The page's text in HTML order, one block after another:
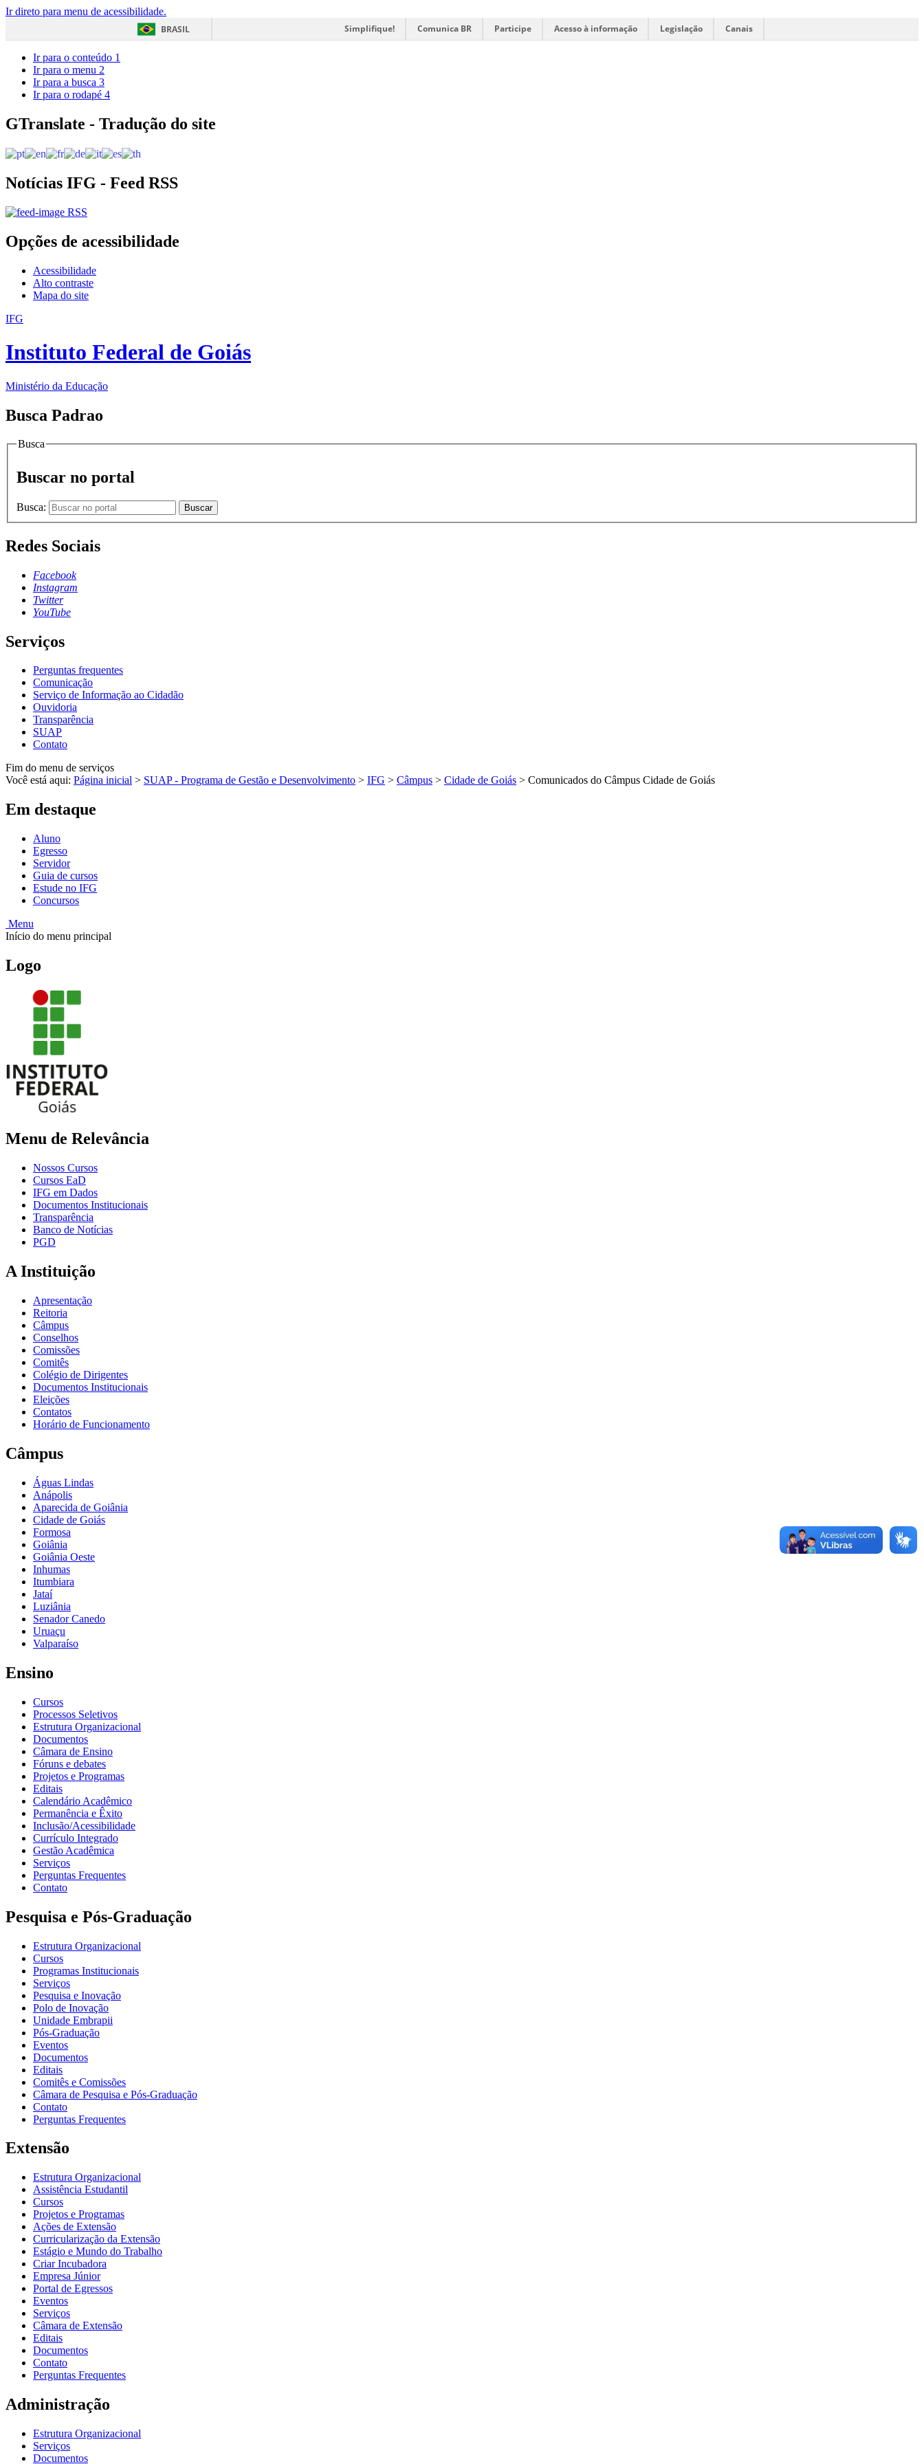
Ir direto para menu de acessibilidade.
BRASIL
Simplifique! Comunica BR Participe Acesso à informação Legislação Canais
Ir para o conteúdo 1
Ir para o menu 2
Ir para a busca 3
Ir para o rodapé 4
GTranslate - Tradução do site
Notícias IFG - Feed RSS
RSS
Opções de acessibilidade
Acessibilidade
Alto contraste
Mapa do site
IFG
Instituto Federal de Goiás
Ministério da Educação
Busca Padrao
Busca
Buscar no portal
Busca: Buscar
Redes Sociais
Facebook
Instagram
Twitter
YouTube
Serviços
Perguntas frequentes
Comunicação
Serviço de Informação ao Cidadão
Ouvidoria
Transparência
SUAP
Contato
Fim do menu de serviços
Você está aqui: Página inicial > SUAP - Programa de Gestão e Desenvolvimento > IFG > Câmpus > Cidade de Goiás > Comunicados do Câmpus Cidade de Goiás
Em destaque
Aluno
Egresso
Servidor
Guia de cursos
Estude no IFG
Concursos
Menu
Início do menu principal
Logo
Menu de Relevância
Nossos Cursos
Cursos EaD
IFG em Dados
Documentos Institucionais
Transparência
Banco de Notícias
PGD
A Instituição
Apresentação
Reitoria
Câmpus
Conselhos
Comissões
Comitês
Colégio de Dirigentes
Documentos Institucionais
Eleições
Contatos
Horário de Funcionamento
Câmpus
Águas Lindas
Anápolis
Aparecida de Goiânia
Cidade de Goiás
Formosa
Goiânia
Goiânia Oeste
Inhumas
Itumbiara
Jataí
Luziânia
Senador Canedo
Uruaçu
Valparaíso
Ensino
Cursos
Processos Seletivos
Estrutura Organizacional
Documentos
Câmara de Ensino
Fóruns e debates
Projetos e Programas
Editais
Calendário Acadêmico
Permanência e Êxito
Inclusão/Acessibilidade
Currículo Integrado
Gestão Acadêmica
Serviços
Perguntas Frequentes
Contato
Pesquisa e Pós-Graduação
Estrutura Organizacional
Cursos
Programas Institucionais
Serviços
Pesquisa e Inovação
Polo de Inovação
Unidade Embrapii
Pós-Graduação
Eventos
Documentos
Editais
Comitês e Comissões
Câmara de Pesquisa e Pós-Graduação
Contato
Perguntas Frequentes
Extensão
Estrutura Organizacional
Assistência Estudantil
Cursos
Projetos e Programas
Ações de Extensão
Curricularização da Extensão
Estágio e Mundo do Trabalho
Criar Incubadora
Empresa Júnior
Portal de Egressos
Eventos
Serviços
Câmara de Extensão
Editais
Documentos
Contato
Perguntas Frequentes
Administração
Estrutura Organizacional
Serviços
Documentos